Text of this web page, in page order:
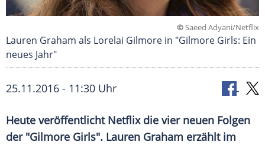
©Saeed Adyani/Netflix
Lauren Graham als Lorelai Gilmore in "Gilmore Girls: Ein
neues Jahr"
25.11.2016 - 11:30 Uhr
Heute veröffentlicht Netflix die vier neuen Folgen
der "Gilmore Girls". Lauren Graham erzählt im